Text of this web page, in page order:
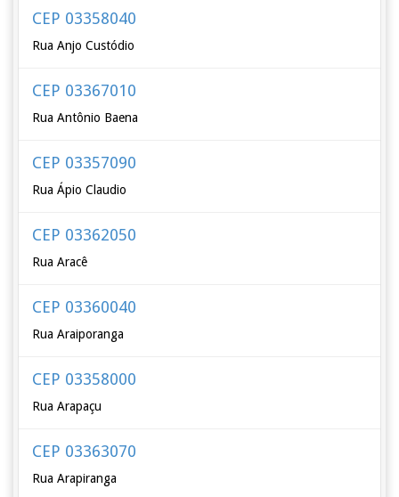
CEP 03358040
Rua Anjo Custódio
CEP 03367010
Rua Antônio Baena
CEP 03357090
Rua Ápio Claudio
CEP 03362050
Rua Aracê
CEP 03360040
Rua Araiporanga
CEP 03358000
Rua Arapaçu
CEP 03363070
Rua Arapiranga